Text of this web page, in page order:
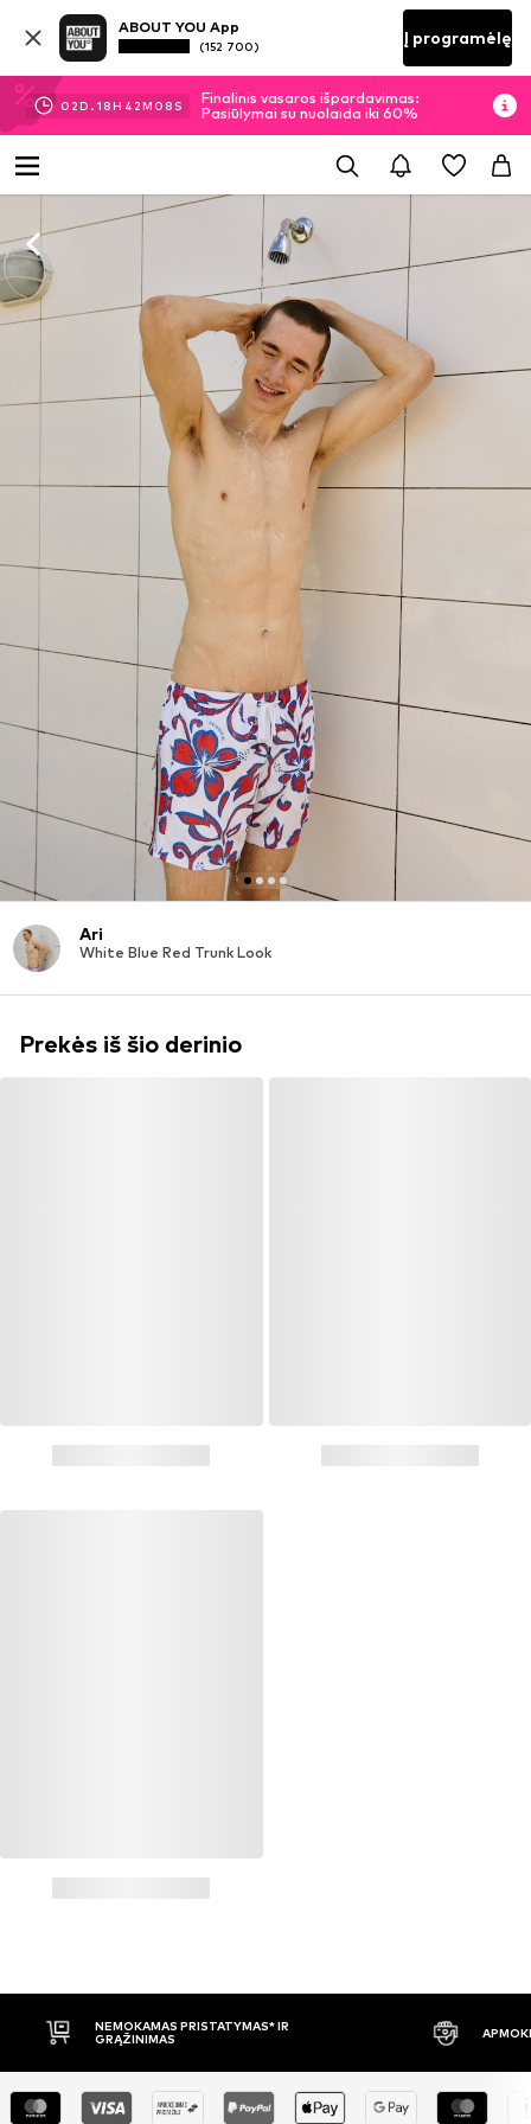
ABOUT YOU App
(152 700) Į programėlę
02D.18H 42M 07 S
Finalinis vasaros išpardavimas:
Pasiūlymai su nuolaida iki 60%
Ari
White Blue Red Trunk Look
Prekės iš šio derinio
NEMOKAMAS PRISTATYMAS* IR
GRĄŽINIMAS